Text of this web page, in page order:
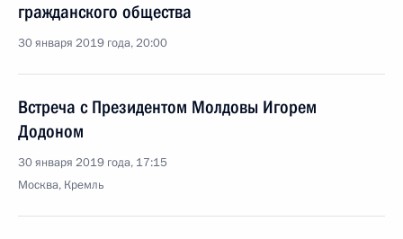
гражданского общества
30 января 2019 года, 20:00
Встреча с Президентом Молдовы Игорем
Додоном
30 января 2019 года, 17:15
Москва, Кремль